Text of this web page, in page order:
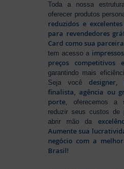
Toda a nossa
oferecer produtos
reduzidos e
para revendedores
Card como sua
tem acesso a
preços competitivos
garantindo mais
Seja você
finalista, agência ou
porte, oferecemos a
reduzir seus custos de
abrir mão da
Aumente sua
negócio com a
Brasil!